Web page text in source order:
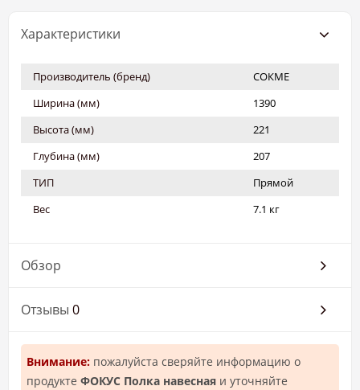
Характеристики
Производитель (бренд)
СОКМЕ
Ширина (мм)
1390
Высота (мм)
221
Глубина (мм)
207
ТИП
Прямой
Вес
7.1 кг
Обзор
Отзывы 0
Внимание: пожалуйста сверяйте информацию о
продукте ФОКУС Полка навесная и уточняйте